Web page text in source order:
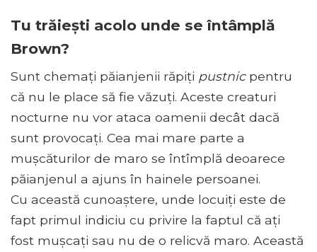
Tu trăiești acolo unde se întâmplă
Brown?
Sunt chemați păianjenii răpiți pustnicpentru
că nu le place să fie văzuți. Aceste creaturi
nocturne nu vor ataca oamenii decât dacă
sunt provocați. Cea mai mare parte a
mușcăturilor de maro se întîmplă deoarece
păianjenul a ajuns în hainele persoanei.
Cu această cunoaștere, unde locuiți este de
fapt primul indiciu cu privire la faptul că ați
fost mușcați sau nu de o relicvă maro. Această